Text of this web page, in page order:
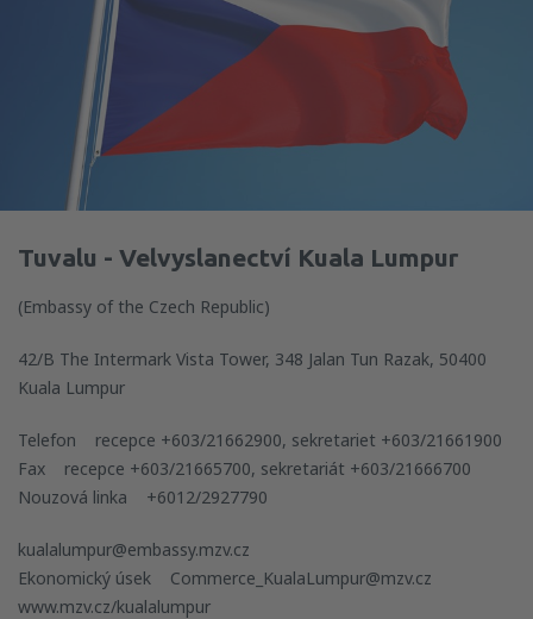
Tuvalu - Velvyslanectví Kuala Lumpur
(Embassy of the Czech Republic)
42/B The Intermark Vista Tower, 348 Jalan Tun Razak, 50400
Kuala Lumpur
Telefon recepce +603/21662900, sekretariet +603/21661900
Fax recepce +603/21665700, sekretariát +603/21666700
Nouzová linka +6012/2927790
kualalumpur@embassy.mzv.cz
Ekonomický úsek Commerce_KualaLumpur@mzv.cz
www.mzv.cz/kualalumpur